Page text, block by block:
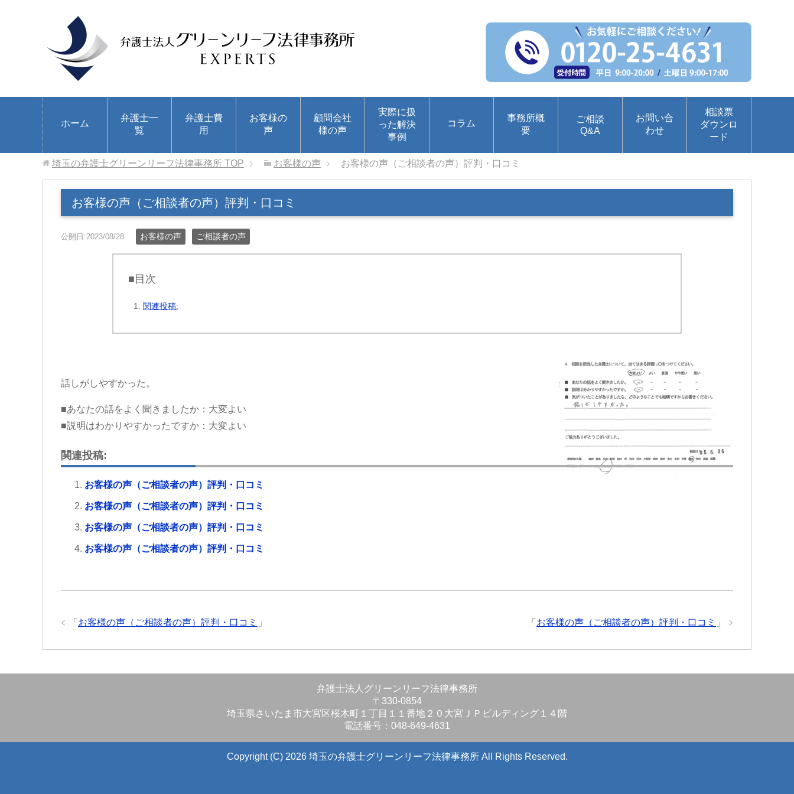
ホーム
弁護士一
覧
弁護士費
用
お客様の
声
顧問会社
様の声
実際に扱
った解決
事例
コラム
事務所概
要
ご相談
Q&A
お問い合
わせ
相談票
ダウンロ
ード
埼玉の弁護士グリーンリーフ法律事務所 TOP お客様の声 お客様の声（ご相談者の声）評判・口コミ
お客様の声（ご相談者の声）評判・口コミ
公開日:2023/08/28 お客様の声 ご相談者の声
■目次
関連投稿:
話しがしやすかった。
■あなたの話をよく聞きましたか：大変よい
■説明はわかりやすかったですか：大変よい
関連投稿:
お客様の声（ご相談者の声）評判・口コミ
お客様の声（ご相談者の声）評判・口コミ
お客様の声（ご相談者の声）評判・口コミ
お客様の声（ご相談者の声）評判・口コミ
「 お客様の声（ご相談者の声）評判・口コミ 」
「 お客様の声（ご相談者の声）評判・口コミ 」
弁護士法人グリーンリーフ法律事務所
〒330-0854
埼玉県さいたま市大宮区桜木町１丁目１１番地２０大宮ＪＰビルディング１４階
電話番号：048-649-4631
Copyright (C) 2026 埼玉の弁護士グリーンリーフ法律事務所 All Rights Reserved.